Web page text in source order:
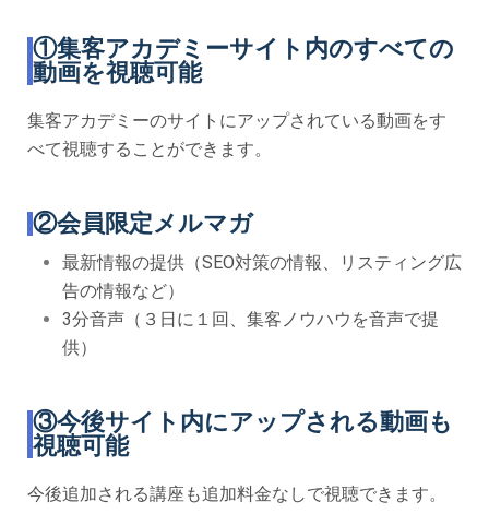
①集客アカデミーサイト内のすべての
動画を視聴可能
集客アカデミーのサイトにアップされている動画をす
べて視聴することができます。
②会員限定メルマガ
最新情報の提供（SEO対策の情報、リスティング広
告の情報など）
3分音声（３日に１回、集客ノウハウを音声で提
供）
③今後サイト内にアップされる動画も
視聴可能
今後追加される講座も追加料金なしで視聴できます。